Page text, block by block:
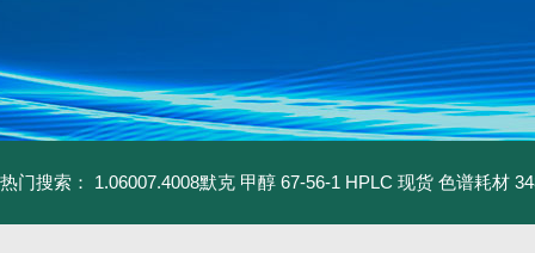
热门搜索： 1.06007.4008默克 甲醇 67-56-1 HPLC 现货 色谱耗材